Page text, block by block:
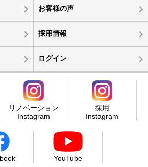
お客様の声
採用情報
ログイン
リノベーション
Instagram
採用
Instagram
YouTube